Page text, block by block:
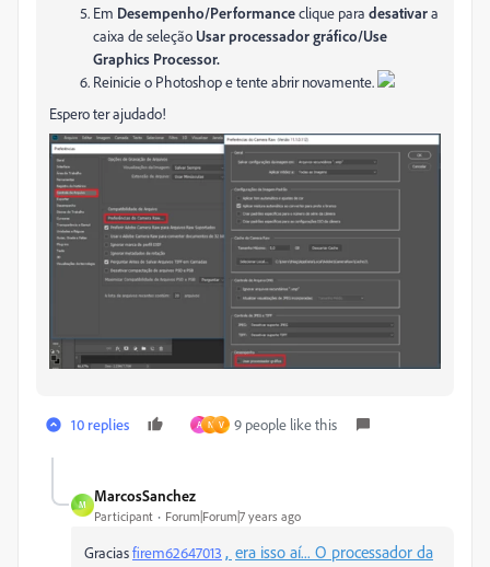
Em Desempenho/Performanceclique para desativara
caixa de seleção Usar processador gráfico/Use
Graphics Processor.
Reinicie o Photoshop e tente abrir novamente.
Espero ter ajudado!
10 replies A N V 9 people like this
M
MarcosSanchez
Participant Forum|Forum|7 years ago
Graciasfirem62647013 , era isso aí... O processador da